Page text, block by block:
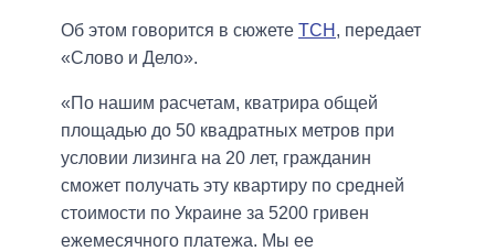
Об этом говорится в сюжете ТСН , передает
«Слово и Дело».
«По нашим расчетам, кватрира общей
площадью до 50 квадратных метров при
условии лизинга на 20 лет, гражданин
сможет получать эту квартиру по средней
стоимости по Украине за 5200 гривен
ежемесячного платежа. Мы ее